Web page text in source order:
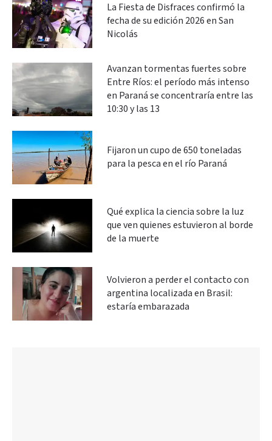
La Fiesta de Disfraces confirmó la
fecha de su edición 2026 en San
Nicolás
Avanzan tormentas fuertes sobre
Entre Ríos: el período más intenso
en Paraná se concentraría entre las
10:30 y las 13
Fijaron un cupo de 650 toneladas
para la pesca en el río Paraná
Qué explica la ciencia sobre la luz
que ven quienes estuvieron al borde
de la muerte
Volvieron a perder el contacto con
argentina localizada en Brasil:
estaría embarazada